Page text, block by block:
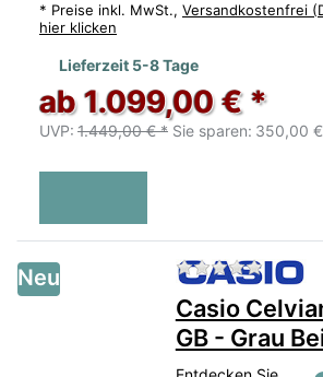
* Preise inkl. MwSt., Versandkostenfrei
hier klicken
Lieferzeit 5-8 Tage
ab 1.099,00 € *
UVP: 1.449,00 € * Sie sparen: 350,00 €
Neu Zu
Casio
GB - Grau